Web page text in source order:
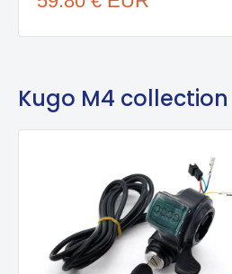
Kugo M4 collection